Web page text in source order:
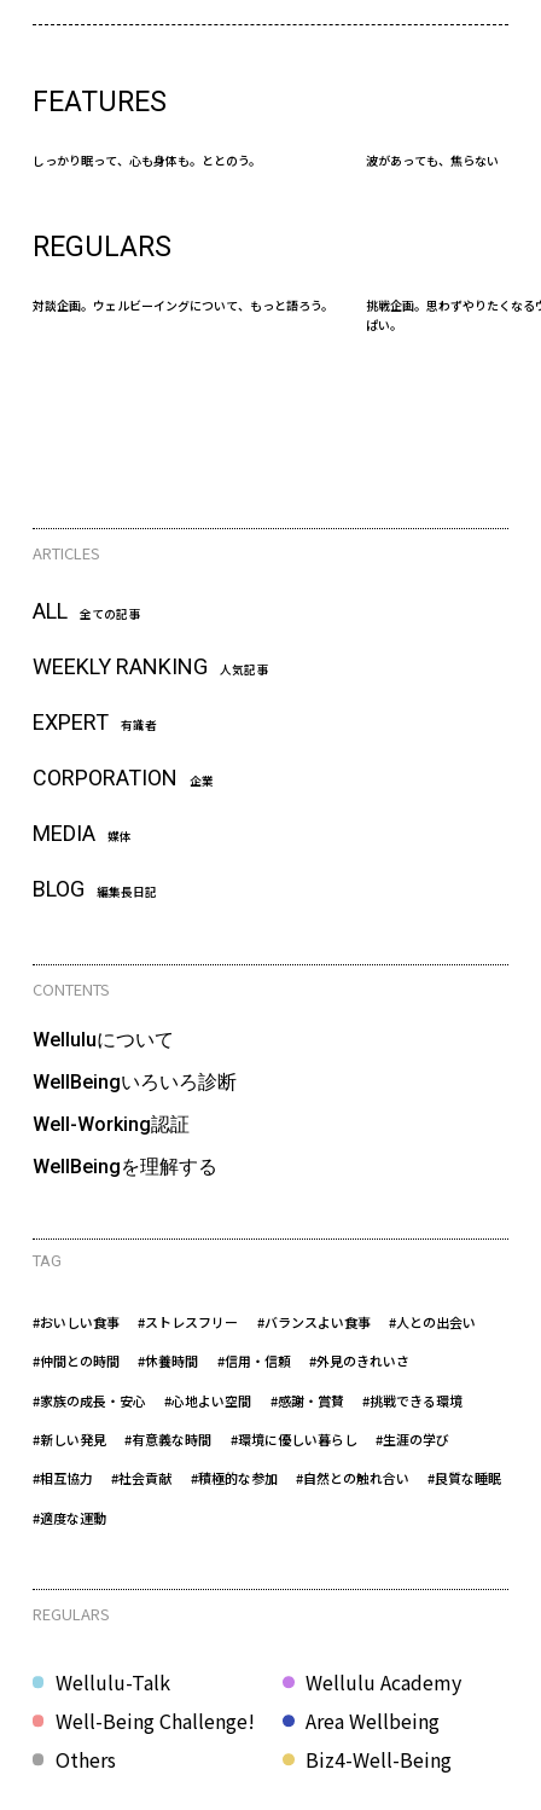
FEATURES
しっかり眠って、心も身体も。ととのう。 波があっても、焦らない
REGULARS
対談企画。ウェルビーイングについて、もっと語ろう。
挑戦企画。思わずやりたくなる
ぱい。
ARTICLES
ALL 全ての記事
WEEKLY RANKING 人気記事
EXPERT 有識者
CORPORATION 企業
MEDIA 媒体
BLOG 編集長日記
CONTENTS
Welluluについて
WellBeingいろいろ診断
Well-Working認証
WellBeingを理解する
TAG
#おいしい食事 #ストレスフリー #バランスよい食事 #人との出会い
#仲間との時間 #休養時間 #信用・信頼 #外見のきれいさ
#家族の成長・安心 #心地よい空間 #感謝・賞賛 #挑戦できる環境
#新しい発見 #有意義な時間 #環境に優しい暮らし #生涯の学び
#相互協力 #社会貢献 #積極的な参加 #自然との触れ合い #良質な睡眠
#適度な運動
REGULARS
Wellulu-Talk
Well-Being Challenge!
Biz4-Well-Being
Wellulu Academy
Area Wellbeing
Others